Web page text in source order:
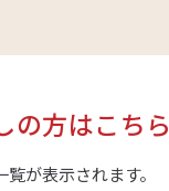
の方はこちら
が表示されます。